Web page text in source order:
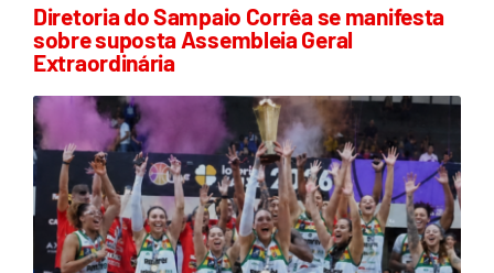
Diretoria do Sampaio Corrêa se manifesta
sobre suposta Assembleia Geral
Extraordinária